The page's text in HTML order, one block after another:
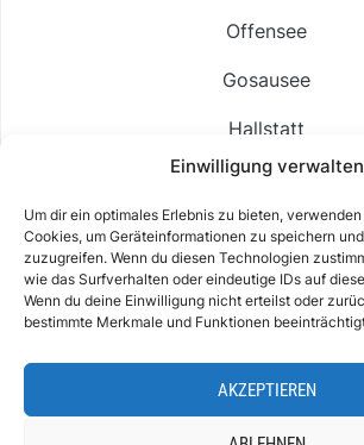
Einwilligung verwalten
Um dir ein optimales Erlebnis zu bieten,
Cookies, um Geräteinformationen zu speichern
zuzugreifen. Wenn du diesen Technologien
wie das Surfverhalten oder eindeutige IDs auf
Wenn du deine Einwilligung nicht erteilst oder
bestimmte Merkmale und Funktionen
AKZEPTIEREN
Offensee
Gosausee
Hallstatt
Langbathsee
Altausseer See
Hintersee
IMPRESSUM & KONTAKT